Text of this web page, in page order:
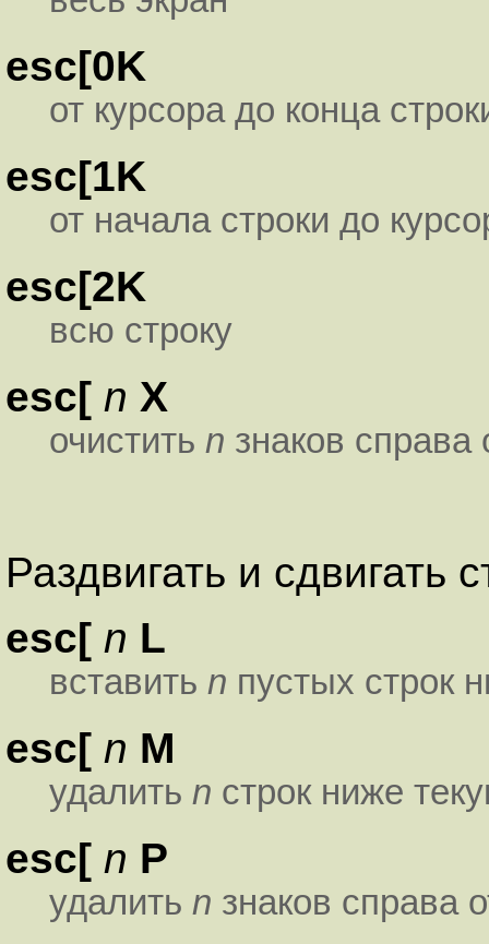
esc[0K
от курсора до конца
esc[1K
от начала строки до
esc[2K
всю строку
esc[ n X
очистить n знаков справа
Раздвигать и сдвигать
esc[ n L
вставить n пустых строк
esc[ n M
удалить n строк ниже
esc[ n P
удалить n знаков справа